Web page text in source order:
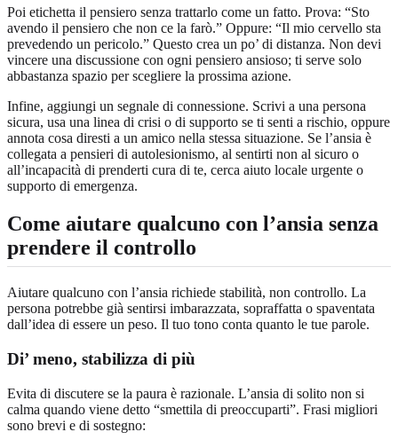
Poi etichetta il pensiero senza trattarlo come un fatto. Prova: “Sto
avendo il pensiero che non ce la farò.” Oppure: “Il mio cervello sta
prevedendo un pericolo.” Questo crea un po’ di distanza. Non devi
vincere una discussione con ogni pensiero ansioso; ti serve solo
abbastanza spazio per scegliere la prossima azione.
Infine, aggiungi un segnale di connessione. Scrivi a una persona
sicura, usa una linea di crisi o di supporto se ti senti a rischio, oppure
annota cosa diresti a un amico nella stessa situazione. Se l’ansia è
collegata a pensieri di autolesionismo, al sentirti non al sicuro o
all’incapacità di prenderti cura di te, cerca aiuto locale urgente o
supporto di emergenza.
Come aiutare qualcuno con l’ansia senza
prendere il controllo
Aiutare qualcuno con l’ansia richiede stabilità, non controllo. La
persona potrebbe già sentirsi imbarazzata, sopraffatta o spaventata
dall’idea di essere un peso. Il tuo tono conta quanto le tue parole.
Di’ meno, stabilizza di più
Evita di discutere se la paura è razionale. L’ansia di solito non si
calma quando viene detto “smettila di preoccuparti”. Frasi migliori
sono brevi e di sostegno: